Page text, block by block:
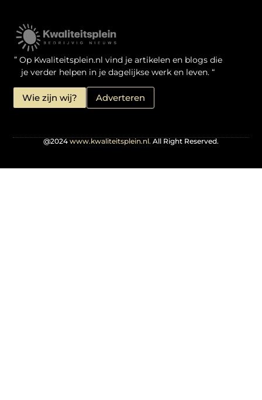
” Op Kwaliteitsplein.nl vind je artikelen en blogs die
je verder helpen in je dagelijkse werk en leven. “
Wie zijn wij? Adverteren
@2024 www.kwaliteitsplein.nl. All Right Reserved.